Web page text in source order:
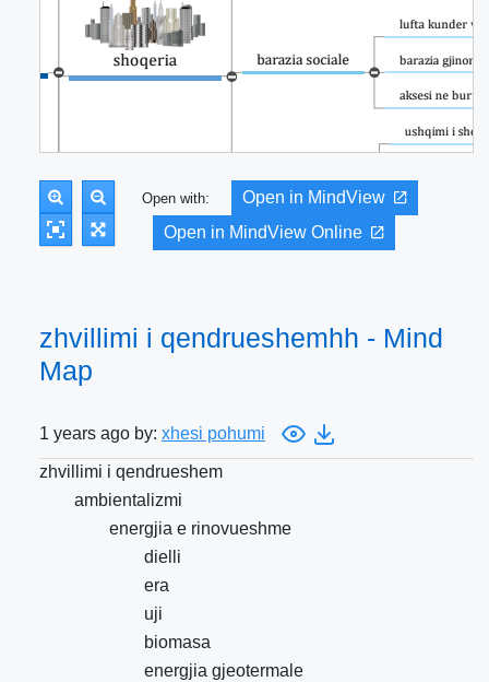
Open with:
Open in MindView
Open in MindView Online
zhvillimi i qendrueshemhh - Mind
Map
1 years ago by: xhesi pohumi
zhvillimi i qendrueshem
ambientalizmi
energjia e rinovueshme
dielli
era
uji
biomasa
energjia gjeotermale